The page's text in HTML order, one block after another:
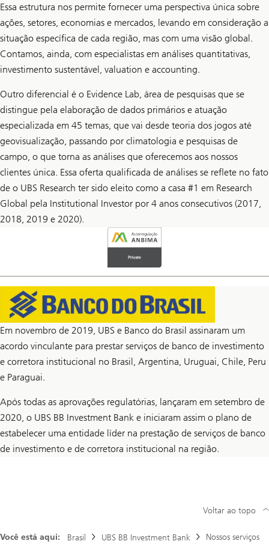
Essa estrutura nos permite fornecer uma perspectiva única sobre
ações, setores, economias e mercados, levando em consideração a
situação específica de cada região, mas com uma visão global.
Contamos, ainda, com especialistas em análises quantitativas,
investimento sustentável, valuation e accounting.
Outro diferencial é o Evidence Lab, área de pesquisas que se
distingue pela elaboração de dados primários e atuação
especializada em 45 temas, que vai desde teoria dos jogos até
geovisualização, passando por climatologia e pesquisas de
campo, o que torna as análises que oferecemos aos nossos
clientes única. Essa oferta qualificada de análises se reflete no fato
de o UBS Research ter sido eleito como a casa #1 em Research
Global pela Institutional Investor por 4 anos consecutivos (2017,
2018, 2019 e 2020).
Em novembro de 2019, UBS e Banco do Brasil assinaram um
acordo vinculante para prestar serviços de banco de investimento
e corretora institucional no Brasil, Argentina, Uruguai, Chile, Peru
e Paraguai.
Após todas as aprovações regulatórias, lançaram em setembro de
2020, o UBS BB Investment Bank e iniciaram assim o plano de
estabelecer uma entidade líder na prestação de serviços de banco
de investimento e de corretora institucional na região.
Você está aqui: Brasil UBS BB Investment Bank Nossos serviços
Voltar ao topo